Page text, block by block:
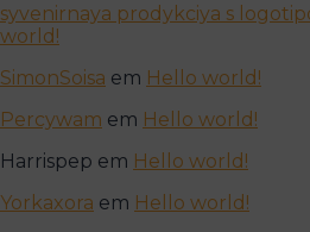
syvenirnaya prodykciya s
world!
SimonSoisa em Hello world!
Percywam em Hello world!
Harrispep em Hello world!
Yorkaxora em Hello world!